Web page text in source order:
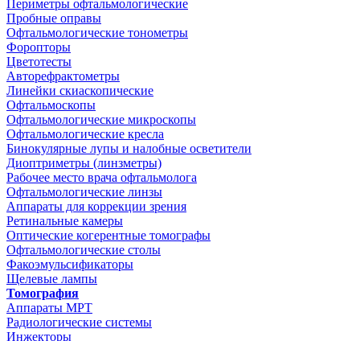
Периметры офтальмологические
Пробные оправы
Офтальмологические тонометры
Форопторы
Цветотесты
Авторефрактометры
Линейки скиаскопические
Офтальмоскопы
Офтальмологические микроскопы
Офтальмологические кресла
Бинокулярные лупы и налобные осветители
Диоптриметры (линзметры)
Рабочее место врача офтальмолога
Офтальмологические линзы
Аппараты для коррекции зрения
Ретинальные камеры
Оптические когерентные томографы
Офтальмологические столы
Факоэмульсификаторы
Щелевые лампы
Томография
Аппараты МРТ
Радиологические системы
Инжекторы